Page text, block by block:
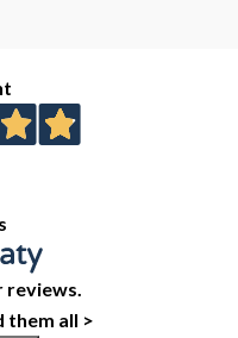
reviews.
them all >